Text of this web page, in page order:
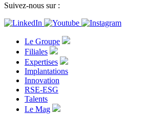
Suivez-nous sur :
Le Groupe
Filiales
Expertises
Implantations
Innovation
RSE-ESG
Talents
Le Mag